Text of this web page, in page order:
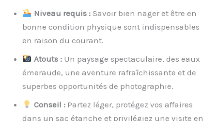
Niveau requis :Savoir bien nager et être en
bonne condition physique sont indispensables
en raison du courant.
Atouts :Un paysage spectaculaire, des eaux
émeraude, une aventure rafraîchissante et de
superbes opportunités de photographie.
Conseil :Partez léger, protégez vos affaires
dans un sac étanche et privilégiez une visite en